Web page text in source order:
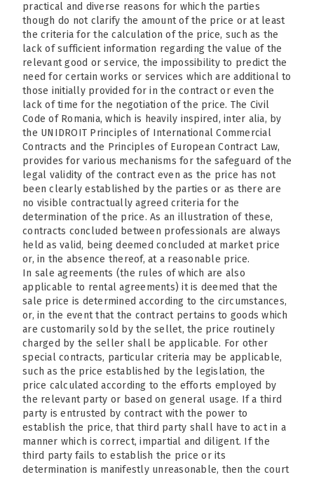
practical and diverse reasons for which the parties
though do not clarify the amount of the price or at least
the criteria for the calculation of the price, such as the
lack of sufficient information regarding the value of the
relevant good or service, the impossibility to predict the
need for certain works or services which are additional to
those initially provided for in the contract or even the
lack of time for the negotiation of the price. The Civil
Code of Romania, which is heavily inspired, inter alia, by
the UNIDROIT Principles of International Commercial
Contracts and the Principles of European Contract Law,
provides for various mechanisms for the safeguard of the
legal validity of the contract even as the price has not
been clearly established by the parties or as there are
no visible contractually agreed criteria for the
determination of the price. As an illustration of these,
contracts concluded between professionals are always
held as valid, being deemed concluded at market price
or, in the absence thereof, at a reasonable price.
In sale agreements (the rules of which are also
applicable to rental agreements) it is deemed that the
sale price is determined according to the circumstances,
or, in the event that the contract pertains to goods which
are customarily sold by the sellet, the price routinely
charged by the seller shall be applicable. For other
special contracts, particular criteria may be applicable,
such as the price established by the legislation, the
price calculated according to the efforts employed by
the relevant party or based on general usage. If a third
party is entrusted by contract with the power to
establish the price, that third party shall have to act in a
manner which is correct, impartial and diligent. If the
third party fails to establish the price or its
determination is manifestly unreasonable, then the court